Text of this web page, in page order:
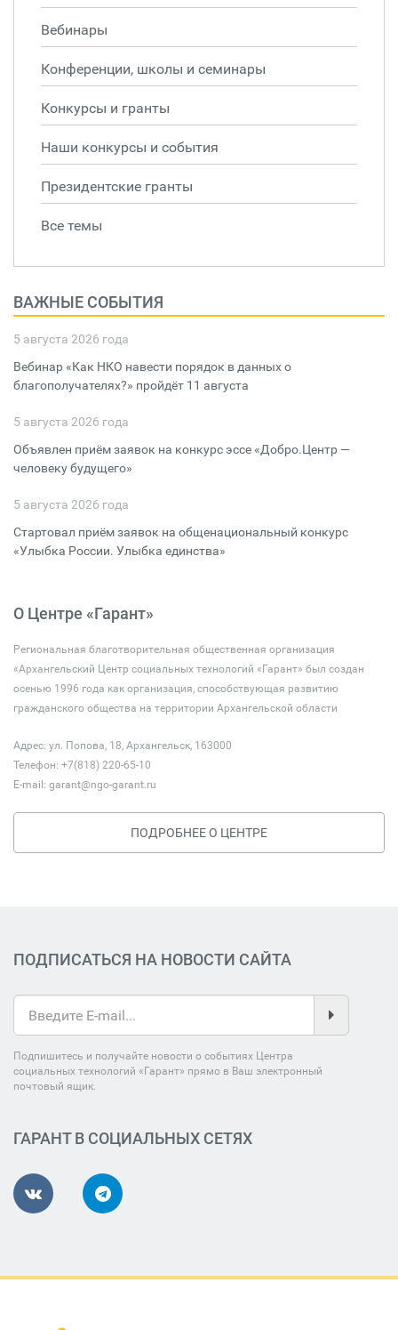
Вебинары
Конференции, школы и семинары
Конкурсы и гранты
Наши конкурсы и события
Президентские гранты
Все темы
ВАЖНЫЕ СОБЫТИЯ
5 августа 2026 года
Вебинар «Как НКО навести порядок в данных о
благополучателях?» пройдёт 11 августа
5 августа 2026 года
Объявлен приём заявок на конкурс эссе «Добро.Центр —
человеку будущего»
5 августа 2026 года
Стартовал приём заявок на общенациональный конкурс
«Улыбка России. Улыбка единства»
О Центре «Гарант»
Региональная благотворительная общественная организация
«Архангельский Центр социальных технологий «Гарант» был создан
осенью 1996 года как организация, способствующая развитию
гражданского общества на территории Архангельской области
Адрес: ул. Попова, 18, Архангельск, 163000
Телефон: +7(818) 220-65-10
E-mail: garant@ngo-garant.ru
ПОДРОБНЕЕ О ЦЕНТРЕ
ПОДПИСАТЬСЯ НА НОВОСТИ САЙТА
Подпишитесь и получайте новости о событиях Центра
социальных технологий «Гарант» прямо в Ваш электронный
почтовый ящик.
ГАРАНТ В СОЦИАЛЬНЫХ СЕТЯХ